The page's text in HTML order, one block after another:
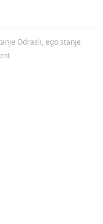
Odrasli,ego stanje